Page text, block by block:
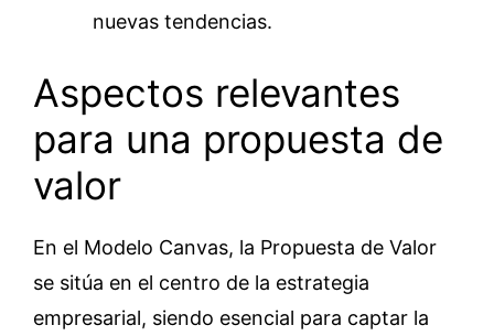
nuevas tendencias.
Aspectos relevantes
para una propuesta de
valor
En el Modelo Canvas, la Propuesta de Valor
se sitúa en el centro de la estrategia
empresarial, siendo esencial para captar la